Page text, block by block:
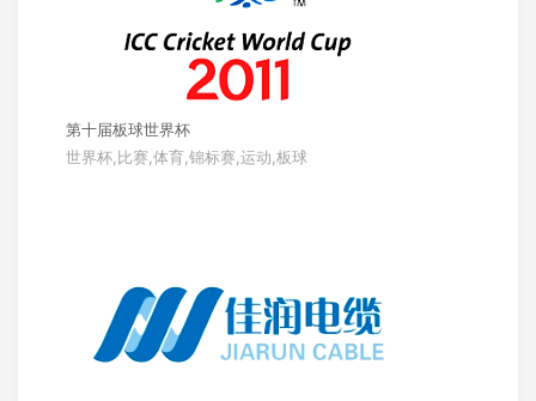
第十届板球世界杯
世界杯,比赛,体育,锦标赛,运动,板球